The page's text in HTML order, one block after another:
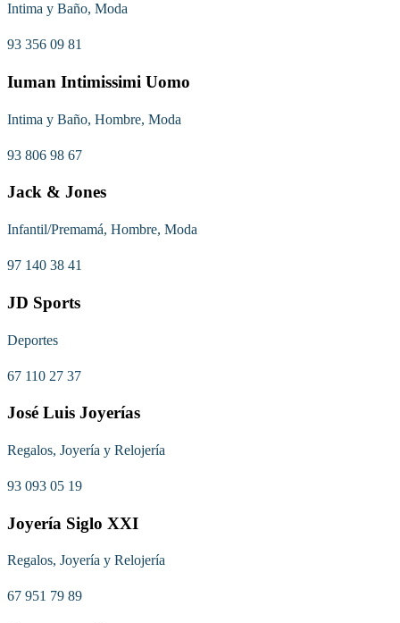
Intima y Baño, Moda
93 356 09 81
Iuman Intimissimi Uomo
Intima y Baño, Hombre, Moda
93 806 98 67
Jack & Jones
Infantil/Premamá, Hombre, Moda
97 140 38 41
JD Sports
Deportes
67 110 27 37
José Luis Joyerías
Regalos, Joyería y Relojería
93 093 05 19
Joyería Siglo XXI
Regalos, Joyería y Relojería
67 951 79 89